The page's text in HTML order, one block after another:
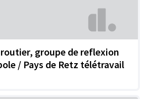
groupe de reflexion
/ Pays de Retz télétravail